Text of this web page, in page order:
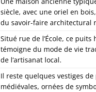
siècle, avec une oriel en
du savoir-faire architectural
Situé rue de l’École, ce puits
témoigne du mode de vie
de l’artisanat local.
Il reste quelques vestiges de
médiévales, ornées de